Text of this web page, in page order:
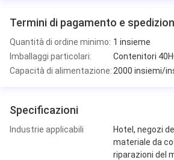
Termini di pagamento e
Quantità di ordine minimo: 1 insieme
Imballaggi particolari:
Contenitori
Capacità di alimentazione: 2000 insiemi/
Specificazioni
Industrie applicabili
Hotel, negozi
materiale da
riparazioni del